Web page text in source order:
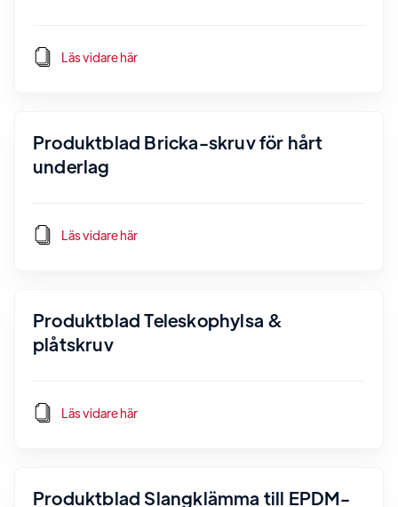
Läs vidare här
Produktblad Bricka-skruv för hårt
underlag
Läs vidare här
Produktblad Teleskophylsa &
plåtskruv
Läs vidare här
Produktblad Slangklämma till EPDM-